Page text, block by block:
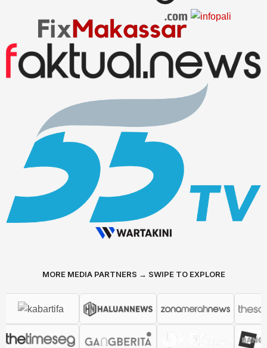
MORE MEDIA PARTNERS → SWIPE TO EXPLORE